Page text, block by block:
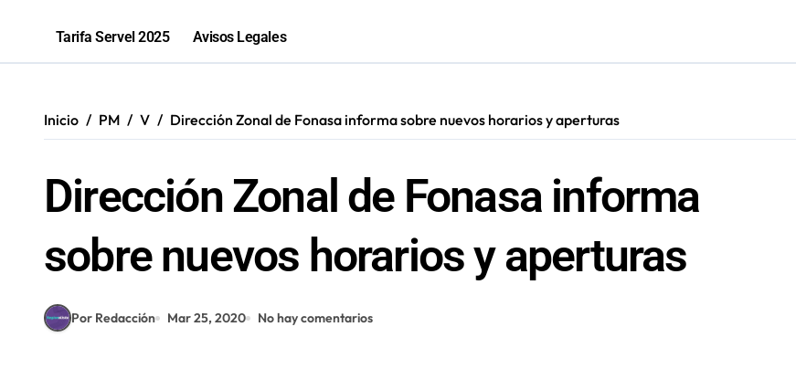
Sence abre cerca de mil subsidios para nuevas contrataciones en la Región Antofagasta
Tarifa Servel 2025 Avisos Legales
Inicio PM V Dirección Zonal de Fonasa informa sobre nuevos horarios y aperturas
Dirección Zonal de Fonasa informa
sobre nuevos horarios y aperturas
Por Redacción Mar 25, 2020 No hay comentarios